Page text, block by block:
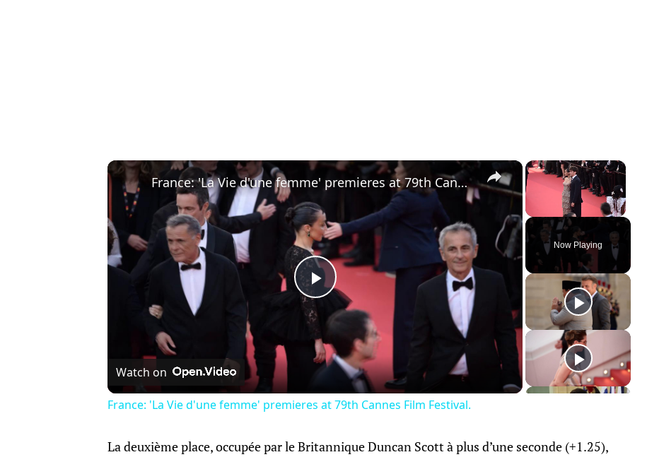
×
Unmute
Now Playing
×
Play
Video
France: 'La Vie d'une femme' premieres at 79th Cannes Film Festival.
Watch on
France: 'La Vie d'une femme' premieres at 79th Cannes Film Festival.
La deuxième place, occupée par le Britannique Duncan Scott à plus d’une seconde (+1.25),